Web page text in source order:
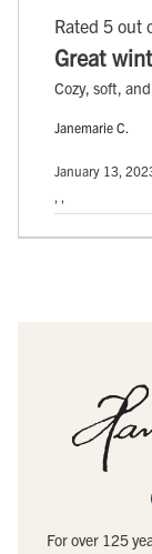
Rated 5 out
Great
Cozy, soft,
Janemarie C.
January 13,
For over 125